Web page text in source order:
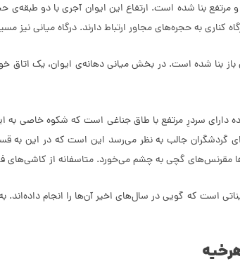
بنا شده است. ارتفاع این ایوان آجری با دو
کناری به حجره‌های مجاور ارتباط دارند. درگاه
بنا شده است. در بخش میانی دهانه‌ی ایوان، یک اتاق
دارای سردرِ مرتفع با طاق جناغی است که شکوه خاصی
گردشگران جالب به نظر می‌رسد این است که در این به
مقرنس‌های گچی به چشم می‌خورد. متاسفانه از کاشی‌های
است که گویی در سال‌های اخیر آن‌ها را انجام